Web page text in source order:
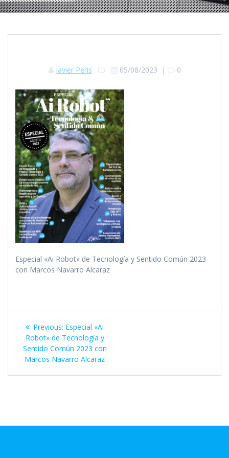
Javier Peris 05/08/2023 | 0
Especial «Ai Robot» de Tecnología y Sentido Común 2023
con Marcos Navarro Alcaraz
Navegación
de
entradas
Previous: Previous
post:
Especial «Ai
Robot» de Tecnología y
Sentido Común 2023 con
Marcos Navarro Alcaraz